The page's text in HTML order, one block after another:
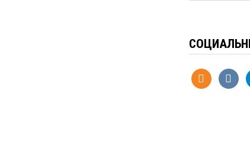
odnoklassniki